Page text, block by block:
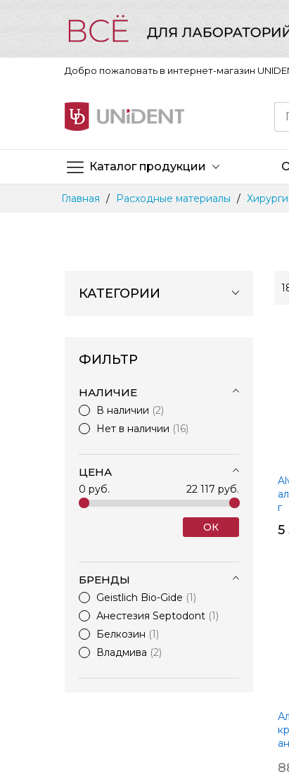
Добро пожаловать в интернет-магазин
Каталог продукции
Главная Расходные материалы
г
5
КАТЕГОРИИ
ФИЛЬТР
НАЛИЧИЕ
В наличии 2
Нет в наличии 16
ЦЕНА
0 руб. 22 117 руб.
ОК
БРЕНДЫ
Geistlich Bio-Gide 1
Анестезия Septodont 1
Белкозин 1
Владмива 2